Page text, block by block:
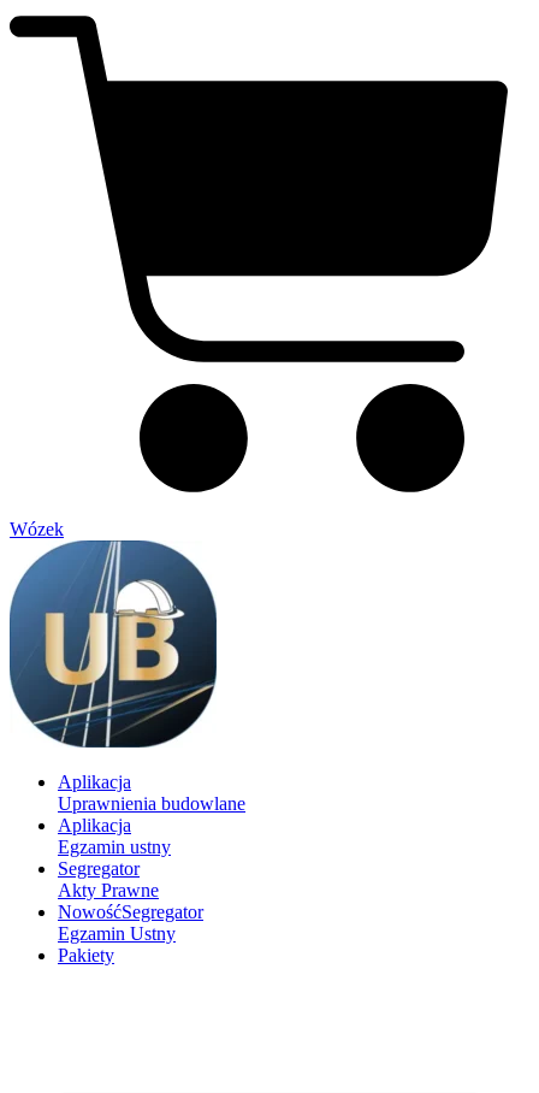
Wózek
Aplikacja
Uprawnienia budowlane
Aplikacja
Egzamin ustny
Segregator
Akty Prawne
NowośćSegregator
Egzamin Ustny
Pakiety